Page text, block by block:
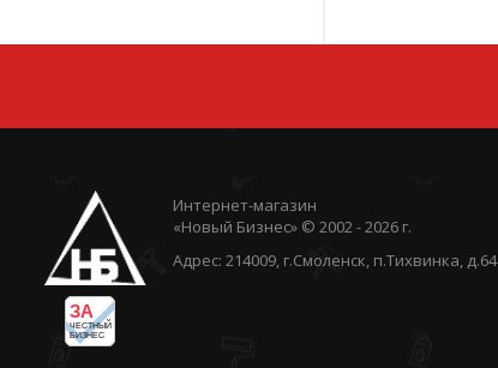
ЗА
ЧЕСТНЫЙ
БИЗНЕС
Интернет-магазин
«Новый Бизнес» © 2002 - 2026 г.
Адрес: 214009, г.Смоленск, п.Тихвинка, д.64